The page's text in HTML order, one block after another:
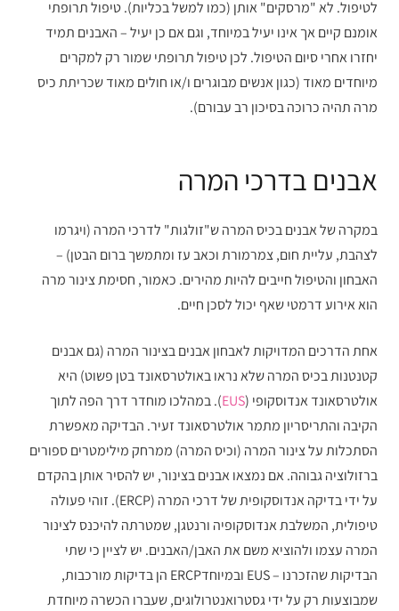
לטיפול. לא "מרסקים" אותן (כמו למשל בכליות). טיפול תרופתי
אומנם קיים אך אינו יעיל במיוחד, וגם אם כן יעיל – האבנים תמיד
יחזרו אחרי סיום הטיפול. לכן טיפול תרופתי שמור רק למקרים
מיוחדים מאוד (כגון אנשים מבוגרים ו/או חולים מאוד שכריתת כיס
מרה תהיה כרוכה בסיכון רב עבורם).
אבנים בדרכי המרה
במקרה של אבנים בכיס המרה ש"זולגות" לדרכי המרה (ויגרמו
לצהבת, עליית חום, צמרמורת וכאב עז ומתמשך ברום הבטן) –
האבחון והטיפול חייבים להיות מהירים. כאמור, חסימת צינור מרה
הוא אירוע דרמטי שאף יכול לסכן חיים.
אחת הדרכים המדויקות לאבחון אבנים בצינור המרה (גם אבנים
קטנטנות בכיס המרה שלא נראו באולטרסאונד בטן פשוט) היא
אולטרסאונד אנדוסקופי (EUS). במהלכו מוחדר דרך הפה לתוך
הקיבה והתריסריון מתמר אולטרסאונד זעיר. הבדיקה מאפשרת
הסתכלות על צינור המרה (וכיס המרה) ממרחק מילימטרים ספורים
ברזולוציה גבוהה. אם נמצאו אבנים בצינור, יש להסיר אותן בהקדם
על ידי בדיקה אנדוסקופית של דרכי המרה (ERCP). זוהי פעולה
טיפולית, המשלבת אנדוסקופיה ורנטגן, שמטרתה להיכנס לצינור
המרה עצמו ולהוציא משם את האבן/האבנים. יש לציין כי שתי
הבדיקות שהזכרנו – EUS ובמיוחדERCP הן בדיקות מורכבות,
שמבוצעות רק על ידי גסטרואנטרולוגים, שעברו הכשרה מיוחדת